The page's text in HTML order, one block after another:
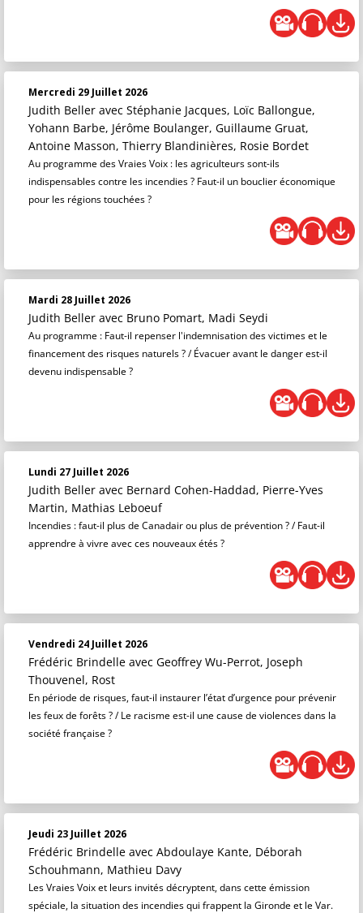
Mercredi 29 Juillet 2026
Judith Beller avec Stéphanie Jacques, Loïc Ballongue,
Yohann Barbe, Jérôme Boulanger, Guillaume Gruat,
Antoine Masson, Thierry Blandinières, Rosie Bordet
Au programme des Vraies Voix : les agriculteurs sont-ils
indispensables contre les incendies ? Faut-il un bouclier économique
pour les régions touchées ?
Mardi 28 Juillet 2026
Judith Beller avec Bruno Pomart, Madi Seydi
Au programme : Faut-il repenser l'indemnisation des victimes et le
financement des risques naturels ? / Évacuer avant le danger est-il
devenu indispensable ?
Lundi 27 Juillet 2026
Judith Beller avec Bernard Cohen-Haddad, Pierre-Yves
Martin, Mathias Leboeuf
Incendies : faut-il plus de Canadair ou plus de prévention ? / Faut-il
apprendre à vivre avec ces nouveaux étés ?
Vendredi 24 Juillet 2026
Frédéric Brindelle avec Geoffrey Wu-Perrot, Joseph
Thouvenel, Rost
En période de risques, faut-il instaurer l’état d’urgence pour prévenir
les feux de forêts ? / Le racisme est-il une cause de violences dans la
société française ?
Jeudi 23 Juillet 2026
Frédéric Brindelle avec Abdoulaye Kante, Déborah
Schouhmann, Mathieu Davy
Les Vraies Voix et leurs invités décryptent, dans cette émission
spéciale, la situation des incendies qui frappent la Gironde et le Var.